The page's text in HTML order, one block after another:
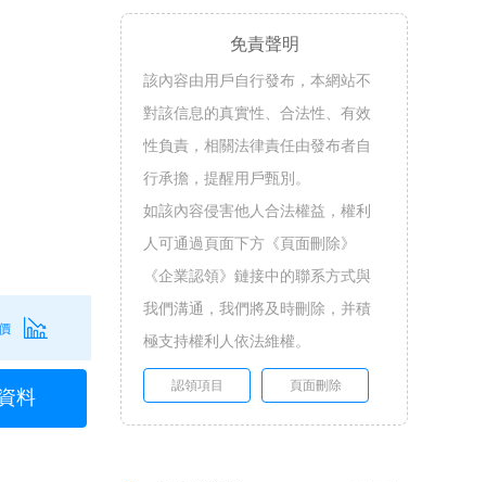
料
免責聲明
該內容由用戶自行發布，本網站不
對該信息的真實性、合法性、有效
性負責，相關法律責任由發布者自
行承擔，提醒用戶甄別。
如該內容侵害他人合法權益，權利
人可通過頁面下方《頁面刪除》
《企業認領》鏈接中的聯系方式與
我們溝通，我們將及時刪除，并積
極支持權利人依法維權。
認領項目 頁面刪除